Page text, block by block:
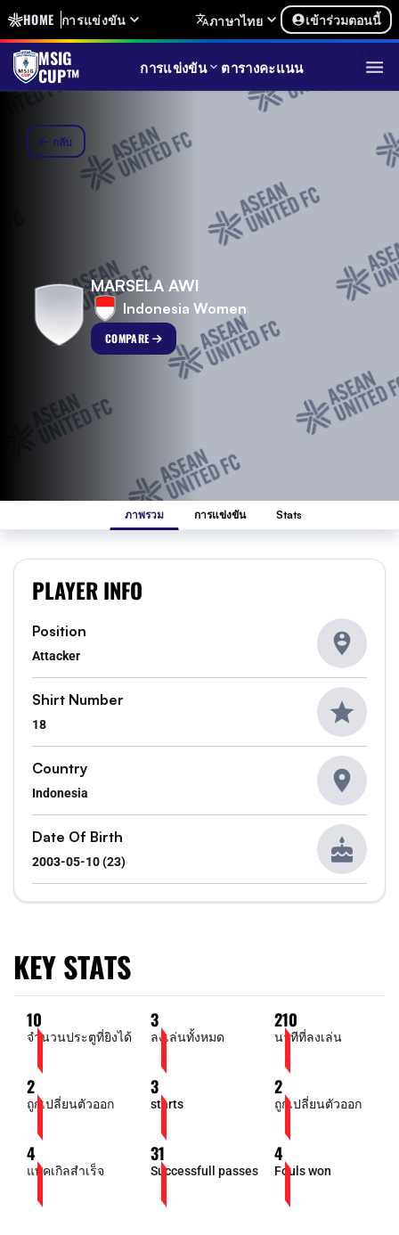
HOME การแข่งขัน ภาษาไทย เข้าร่วมตอนนี้
MSIG
CUP™ การแข่งขัน ตารางคะแนน
กลับ
MARSELA AWI
Indonesia Women
COMPARE
ภาพรวม การแข่งขัน Stats
KEY STATS
10
จำนวนประตูที่ยิงได้
3
ลงเล่นทั้งหมด
210
นาทีที่ลงเล่น
2
ถูกเปลี่ยนตัวออก
3
starts
2
ถูกเปลี่ยนตัวออก
4
แทคเกิลสำเร็จ
31
Successfull passes
4
Fouls won
PLAYER INFO
Position
Attacker
Shirt Number
18
Country
Indonesia
Date Of Birth
2003-05-10 (23)